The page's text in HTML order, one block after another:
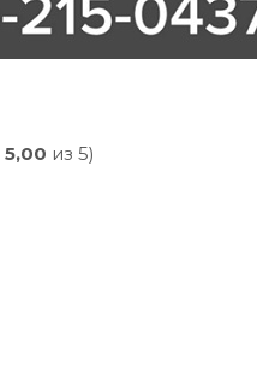
5,00 из 5)